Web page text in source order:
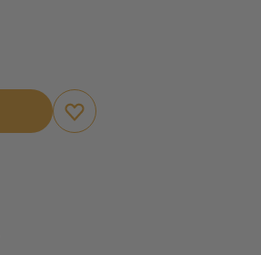
Ajouter aux favoris
Supprimer des favoris